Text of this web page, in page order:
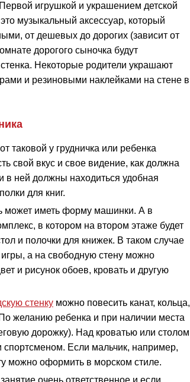
игрушкой и украшением детской
музыкальный аксессуар, который
от дешевых до дорогих (зависит от
дорогого сыночка будут
Некоторые родители украшают
и резиновыми наклейками на стене в
таковой у грудничка или ребенка
свой вкус и свое видение, как должна
в ней должны находиться удобная
для книг.
может иметь форму машинки. А в
в котором на втором этаже будет
и полочки для книжек. В таком случае
а на свободную стену можно
и рисунок обоев, кровать и другую
стенку можно повесить канат, кольца,
желанию ребенка и при наличии места
дорожку). Над кроватью или столом
Если мальчик, например,
можно оформить в морском стиле.
очень ответственное и если